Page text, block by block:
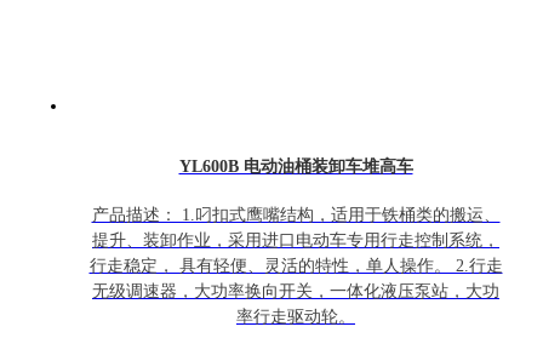
YL600B 电动油桶装卸车堆高车
产品描述： 1.叼扣式鹰嘴结构，适用于铁桶类的搬运、
提升、装卸作业，采用进口电动车专用行走控制系统，
行走稳定， 具有轻便、灵活的特性，单人操作。 2.行走
无级调速器，大功率换向开关，一体化液压泵站，大功
率行走驱动轮。